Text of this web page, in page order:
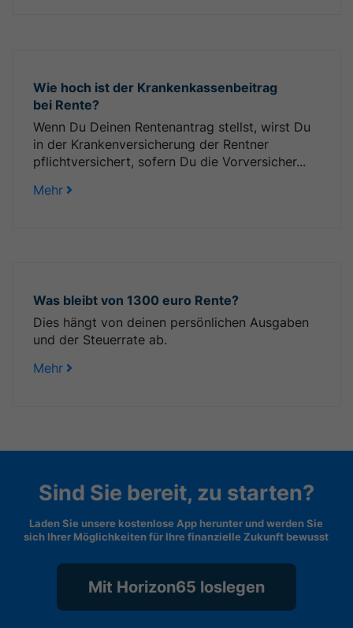
Wie hoch ist der Krankenkassenbeitrag
bei Rente?
Wenn Du Deinen Rentenantrag stellst, wirst Du
in der Krankenversicherung der Rentner
pflichtversichert, sofern Du die Vorversicher...
Mehr
Was bleibt von 1300 euro Rente?
Dies hängt von deinen persönlichen Ausgaben
und der Steuerrate ab.
Mehr
Sind Sie bereit, zu starten?
Laden Sie unsere kostenlose App herunter und werden Sie
sich Ihrer Möglichkeiten für Ihre finanzielle Zukunft bewusst
Mit Horizon65 loslegen